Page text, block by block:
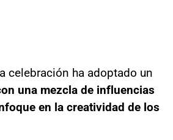
celebración ha adoptado un
una mezcla de influencias
en la creatividad de los